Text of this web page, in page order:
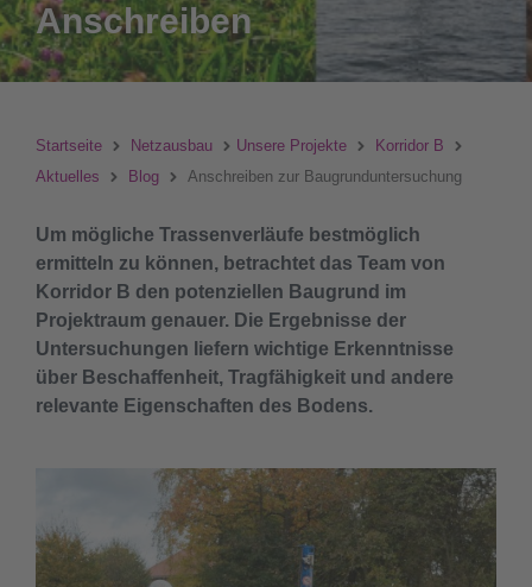
Anschreiben
Startseite Netzausbau Unsere Projekte
Korridor B
Aktuelles
Blog Anschreiben zur Baugrunduntersuchung
Um mögliche Trassenverläufe bestmöglich
ermitteln zu können, betrachtet das Team von
Korridor B den potenziellen Baugrund im
Projektraum genauer. Die Ergebnisse der
Untersuchungen liefern wichtige Erkenntnisse
über Beschaffenheit, Tragfähigkeit und andere
relevante Eigenschaften des Bodens.